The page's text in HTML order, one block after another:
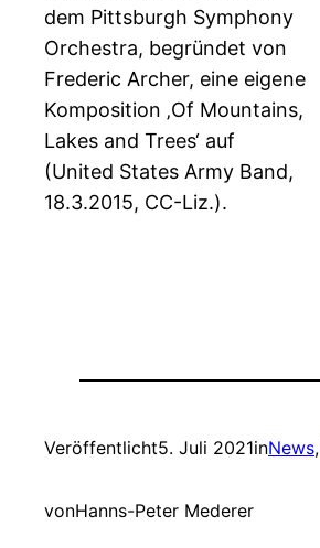
dem Pittsburgh Symphony
Orchestra, begründet von
Frederic Archer, eine eigene
Komposition ‚Of Mountains,
Lakes and Trees‘ auf
(United States Army Band,
18.3.2015, CC-Liz.).
Veröffentlicht5. Juli 2021inNews,
vonHanns-Peter Mederer